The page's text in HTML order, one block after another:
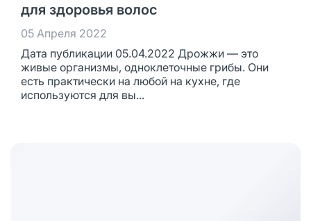
для здоровья волос
05 Апреля 2022
Дата публикации 05.04.2022 Дрожжи — это
живые организмы, одноклеточные грибы. Они
есть практически на любой на кухне, где
используются для вы...